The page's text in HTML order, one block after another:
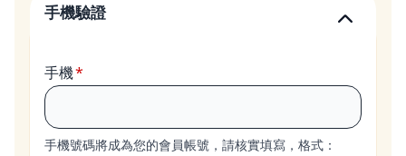
手機驗證
手機
手機號碼將成為您的會員帳號，請核實填寫，格式：